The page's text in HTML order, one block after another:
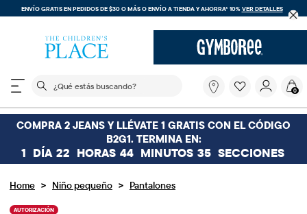
ENVÍO GRATIS EN PEDIDOS DE $30 O MÁS OENVÍO A TIENDA Y AHORRA* 10%VER DETALLES
El siguiente campo de búsqueda filtra las
buscando?
0
COMPRA 2 JEANS Y LLÉVATE 1 GRATIS CON EL CÓDIGO
B2G1. TERMINA EN:
1 DÍA 22 HORAS 44 MINUTOS 34 SECCIONES
Home > Niño pequeño > Pantalones
AUTORIZACIÓN